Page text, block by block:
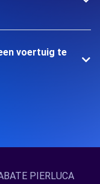
voertuig te
PIERLUCA